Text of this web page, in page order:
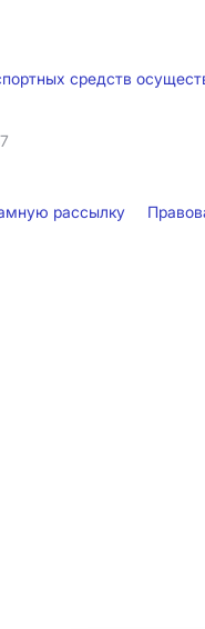
средств
рассылку